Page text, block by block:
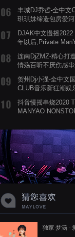
丰城DJ乔哲-全中文
琪琪妹缔造包房爱
DJAK中文慢摇
年以后,Private
连南DjZMZ-精心打
情殇百听不厌伤感
贺州Dj小强-全中文
CLUB音乐新狂潮娱
抖音慢摇串烧2020
MANYAO
蝉爸爸妈妈爱存在
声音啊
独家 梦涵 -